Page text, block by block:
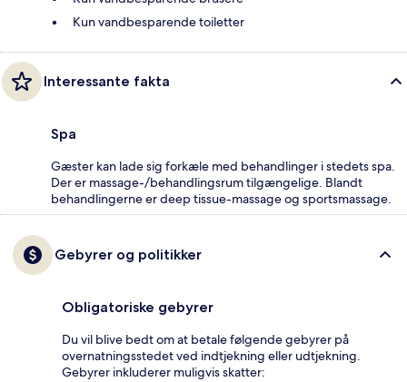
Kun vandbesparende toiletter
Interessante fakta
Spa
Gæster kan lade sig forkæle med behandlinger i stedets spa.
Der er massage-/behandlingsrum tilgængelige. Blandt
behandlingerne er deep tissue-massage og sportsmassage.
Gebyrer og politikker
Obligatoriske gebyrer
Du vil blive bedt om at betale følgende gebyrer på
overnatningsstedet ved indtjekning eller udtjekning.
Gebyrer inkluderer muligvis skatter: